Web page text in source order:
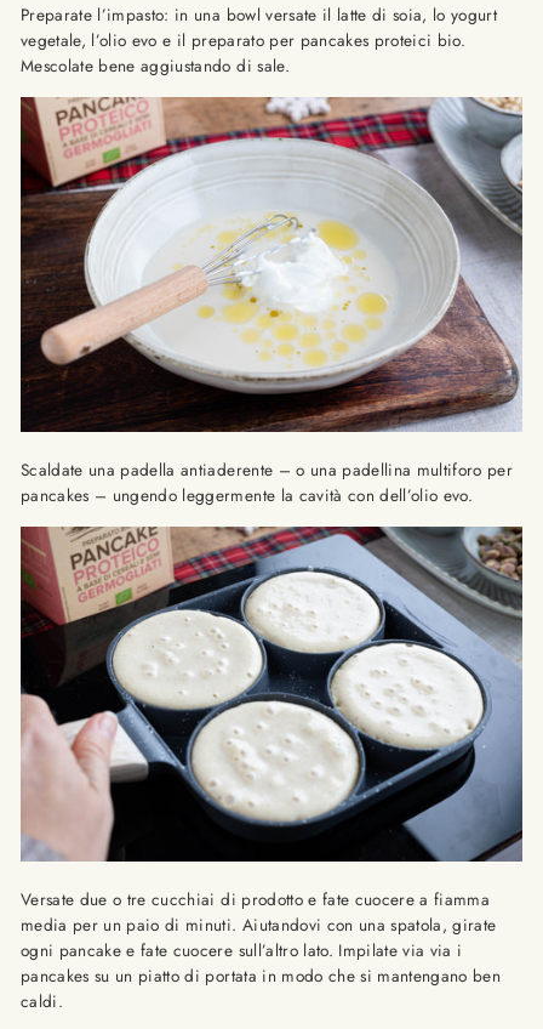
Preparate l’impasto: in una bowl versate il latte di soia, lo yogurt
vegetale, l’olio evo e il preparato per pancakes proteici bio.
Mescolate bene aggiustando di sale.
Scaldate una padella antiaderente – o una padellina multiforo per
pancakes – ungendo leggermente la cavità con dell’olio evo.
Versate due o tre cucchiai di prodotto e fate cuocere a fiamma
media per un paio di minuti. Aiutandovi con una spatola, girate
ogni pancake e fate cuocere sull’altro lato. Impilate via via i
pancakes su un piatto di portata in modo che si mantengano ben
caldi.